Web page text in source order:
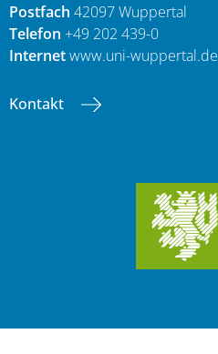
Postfach 42097 Wuppertal
Telefon +49 202 439-0
Internetwww.uni-wuppertal.de
Kontakt